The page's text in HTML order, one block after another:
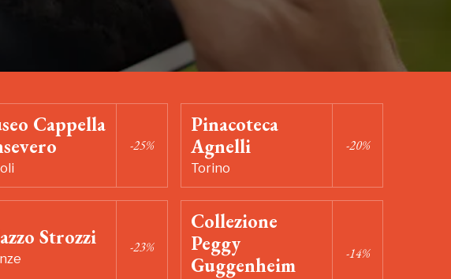
Cappella
-25%
Pinacoteca
Agnelli
Torino
-20%
Strozzi -23%
Collezione
Peggy
Guggenheim
-14%